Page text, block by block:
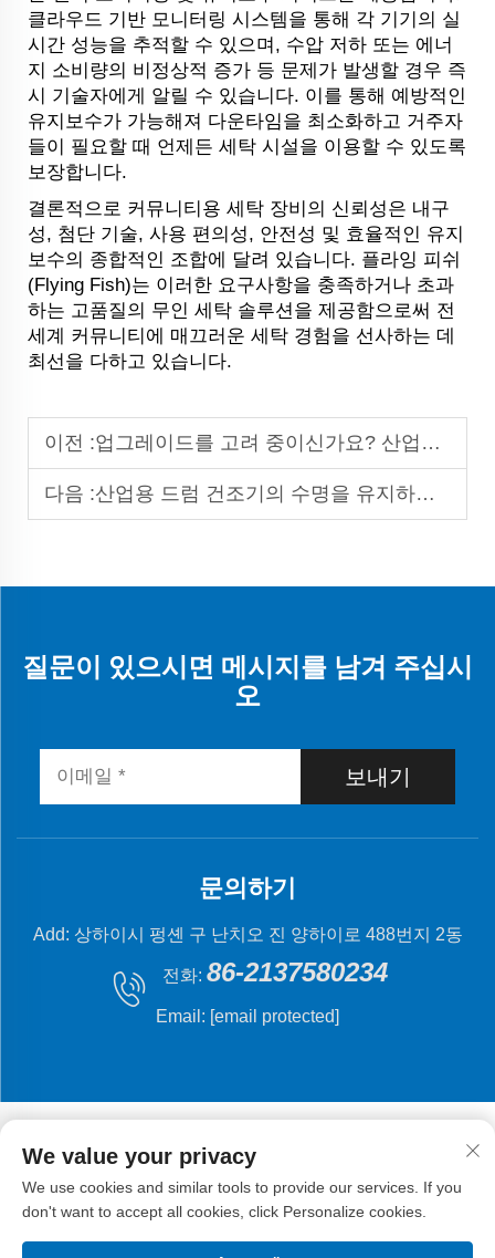
클라우드 기반 모니터링 시스템을 통해 각 기기의 실
시간 성능을 추적할 수 있으며, 수압 저하 또는 에너
지 소비량의 비정상적 증가 등 문제가 발생할 경우 즉
시 기술자에게 알릴 수 있습니다. 이를 통해 예방적인
유지보수가 가능해져 다운타임을 최소화하고 거주자
들이 필요할 때 언제든 세탁 시설을 이용할 수 있도록
보장합니다.
결론적으로 커뮤니티용 세탁 장비의 신뢰성은 내구
성, 첨단 기술, 사용 편의성, 안전성 및 효율적인 유지
보수의 종합적인 조합에 달려 있습니다. 플라잉 피쉬
(Flying Fish)는 이러한 요구사항을 충족하거나 초과
하는 고품질의 무인 세탁 솔루션을 제공함으로써 전
세계 커뮤니티에 매끄러운 세탁 경험을 선사하는 데
최선을 다하고 있습니다.
이전 :업그레이드를 고려 중이신가요? 산업용 세탁기 추출기가 훌륭한 성능을 제공합니다
다음 :산업용 드럼 건조기의 수명을 유지하고 연장하는 방법은 무엇인가요?
질문이 있으시면 메시지를 남겨 주십시
오
보내기
문의하기
Add: 상하이시 펑셴 구 난치오 진 양하이로 488번지 2동
전화: 86-2137580234
Email: [email protected]
저작권 © 2024 상해 플라잉 피시 기계 제조 유한 회사.
We value your privacy
We use cookies and similar tools to provide our services. If you
don't want to accept all cookies, click Personalize cookies.